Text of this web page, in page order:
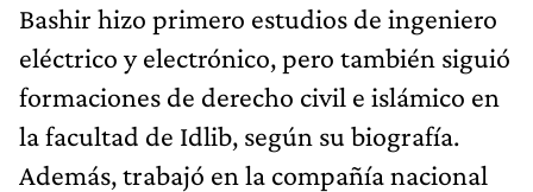
Bashir hizo primero estudios de ingeniero
eléctrico y electrónico, pero también siguió
formaciones de derecho civil e islámico en
la facultad de Idlib, según su biografía.
Además, trabajó en la compañía nacional